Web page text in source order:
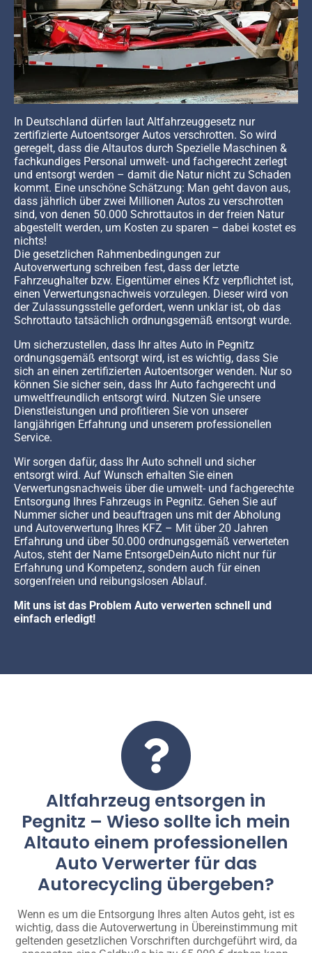
In Deutschland dürfen laut Altfahrzeuggesetz nur
zertifizierte Autoentsorger Autos verschrotten. So wird
geregelt, dass die Altautos durch Spezielle Maschinen &
fachkundiges Personal umwelt- und fachgerecht zerlegt
und entsorgt werden – damit die Natur nicht zu Schaden
kommt. Eine unschöne Schätzung: Man geht davon aus,
dass jährlich über zwei Millionen Autos zu verschrotten
sind, von denen 50.000 Schrottautos in der freien Natur
abgestellt werden, um Kosten zu sparen – dabei kostet es
nichts!
Die gesetzlichen Rahmenbedingungen zur
Autoverwertung schreiben fest, dass der letzte
Fahrzeughalter bzw. Eigentümer eines Kfz verpflichtet ist,
einen Verwertungsnachweis vorzulegen. Dieser wird von
der Zulassungsstelle gefordert, wenn unklar ist, ob das
Schrottauto tatsächlich ordnungsgemäß entsorgt wurde.
Um sicherzustellen, dass Ihr altes Auto in Pegnitz
ordnungsgemäß entsorgt wird, ist es wichtig, dass Sie
sich an einen zertifizierten Autoentsorger wenden. Nur so
können Sie sicher sein, dass Ihr Auto fachgerecht und
umweltfreundlich entsorgt wird. Nutzen Sie unsere
Dienstleistungen und profitieren Sie von unserer
langjährigen Erfahrung und unserem professionellen
Service.
Wir sorgen dafür, dass Ihr Auto schnell und sicher
entsorgt wird. Auf Wunsch erhalten Sie einen
Verwertungsnachweis über die umwelt- und fachgerechte
Entsorgung Ihres Fahrzeugs in Pegnitz. Gehen Sie auf
Nummer sicher und beauftragen uns mit der Abholung
und Autoverwertung Ihres KFZ – Mit über 20 Jahren
Erfahrung und über 50.000 ordnungsgemäß verwerteten
Autos, steht der Name EntsorgeDeinAuto nicht nur für
Erfahrung und Kompetenz, sondern auch für einen
sorgenfreien und reibungslosen Ablauf.
Mit uns ist das Problem Auto verwerten schnell und
einfach erledigt!
Altfahrzeug entsorgen in
Pegnitz – Wieso sollte ich mein
Altauto einem professionellen
Auto Verwerter für das
Autorecycling übergeben?
Wenn es um die Entsorgung Ihres alten Autos geht, ist es
wichtig, dass die Autoverwertung in Übereinstimmung mit
geltenden gesetzlichen Vorschriften durchgeführt wird, da